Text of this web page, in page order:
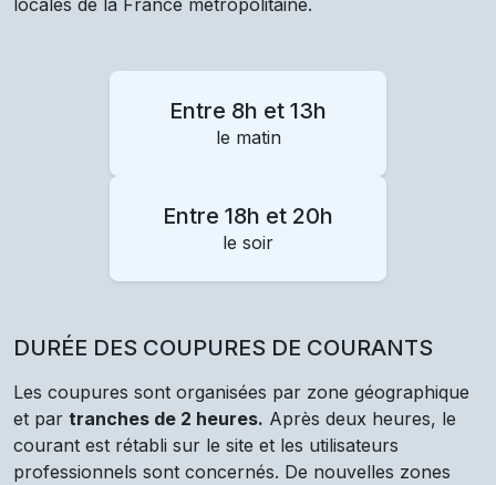
locales de la France métropolitaine.
Entre 8h et 13h
le matin
Entre 18h et 20h
le soir
DURÉE DES COUPURES DE COURANTS
Les coupures sont organisées par zone géographique
et par tranches de 2 heures. Après deux heures, le
courant est rétabli sur le site et les utilisateurs
professionnels sont concernés. De nouvelles zones